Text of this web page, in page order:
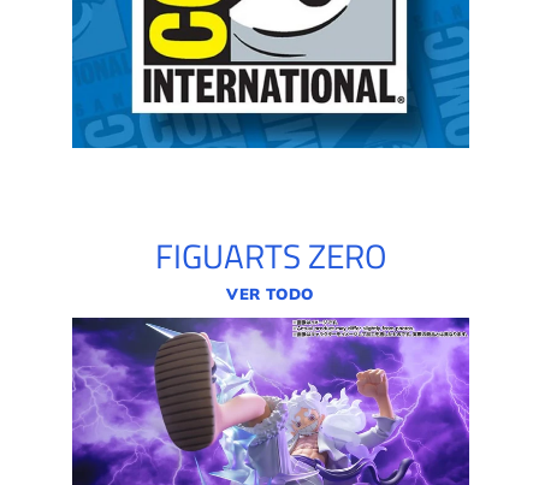
FIGUARTS ZERO
VER TODO